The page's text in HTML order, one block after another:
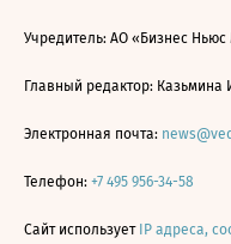
Учредитель: АО «Бизнес
Главный редактор: Казьмина
Электронная почта:
Телефон: +7 495 956-34-58
Сайт использует IP адреса,